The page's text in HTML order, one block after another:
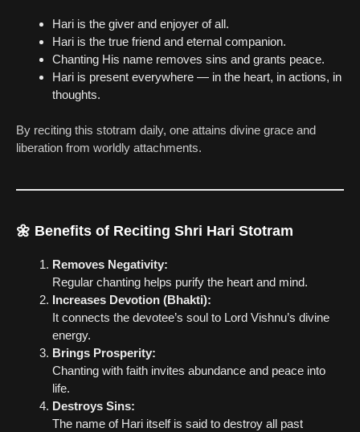
Hari is the giver and enjoyer of all.
Hari is the true friend and eternal companion.
Chanting His name removes sins and grants peace.
Hari is present everywhere — in the heart, in actions, in
thoughts.
By reciting this stotram daily, one attains divine grace and
liberation from worldly attachments.
🌼 Benefits of Reciting Shri Hari Stotram
Removes Negativity:
Regular chanting helps purify the heart and mind.
Increases Devotion (Bhakti):
It connects the devotee’s soul to Lord Vishnu’s divine
energy.
Brings Prosperity:
Chanting with faith invites abundance and peace into
life.
Destroys Sins:
The name of Hari itself is said to destroy all past